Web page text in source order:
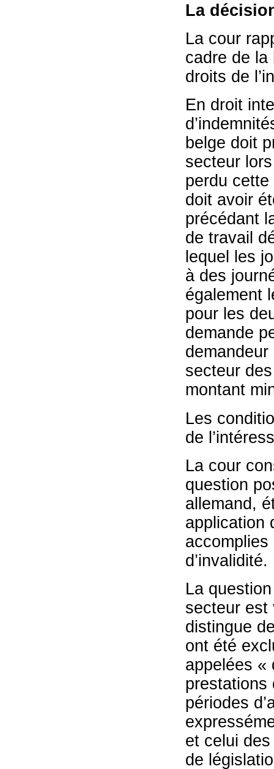
La
La cour
cadre de la
droits de
En droit
belge doit
secteur
perdu
doit avoir
précédant
de travail
lequel les
à des
également
pour les
demande
secteur
montant
Les
de
La cour
question
allemand,
application
d’invalidité.
La
secteur est
distingue
ont été
appelées «
prestations
périodes
et celui
de